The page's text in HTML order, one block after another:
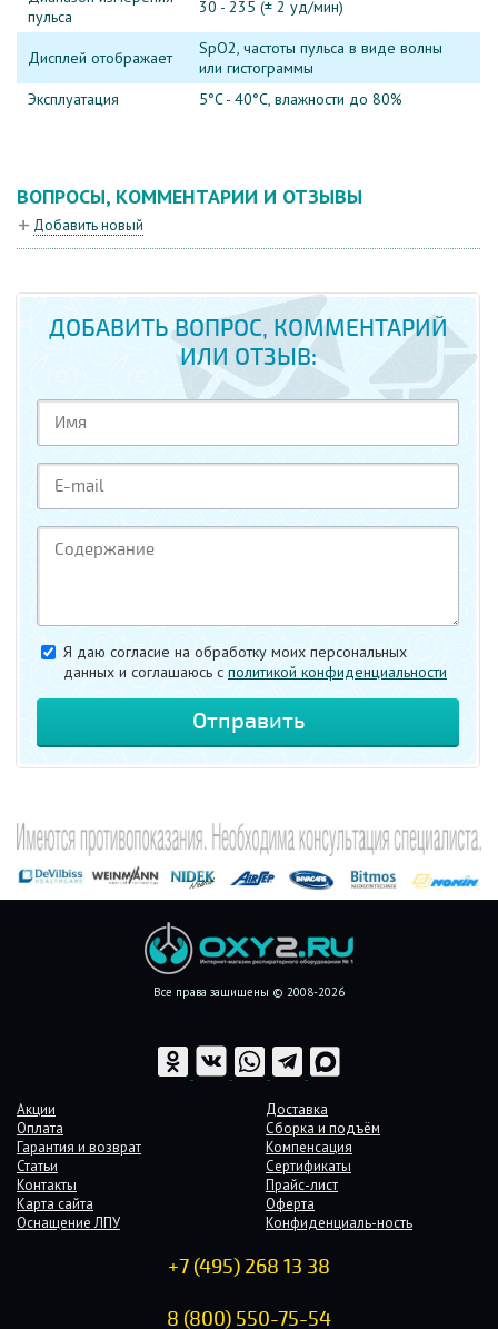
пульса
30 - 235 (± 2 уд/мин)
Дисплей отображает
SpO2, частоты пульса в виде волны
или гистограммы
Эксплуатация
5°C - 40°C, влажности до 80%
ВОПРОСЫ, КОММЕНТАРИИ И ОТЗЫВЫ
Добавить новый
ДОБАВИТЬ ВОПРОС, КОММЕНТАРИЙ
ИЛИ ОТЗЫВ:
Я даю согласие на обработку моих персональных
данных и соглашаюсь c политикой конфиденциальности
Все права защищены © 2008-2026
Акции
Доставка
Оплата
Сборка и подъём
Гарантия и возврат
Компенсация
Статьи
Сертификаты
Контакты
Прайс-лист
Карта сайта
Оферта
Оснащение ЛПУ
Конфиденциаль-ность
+7 (495) 268 13 38
8 (800) 550-75-54